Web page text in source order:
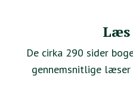
Læs
De cirka 290 sider
gennemsnitlige